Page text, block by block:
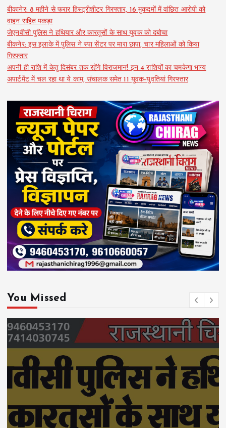
बीकानेर: 8 महीने से फरार हिस्ट्रीशीटर गिरफ्तार, 16 मुकदमों में वांछित आरोपी को
वाहन सहित पकड़ा
जेएनवीसी पुलिस ने हथियार और कारतूसों के साथ युवक को दबोचा
बीकनेर: इस इलाके में पुलिस ने स्पा सेंटर पर मारा छापा, चार महिलाओं को किया
गिरफ्तार
अपनी ही राशि में केतु दिसंबर तक रहेंगे विराजमान! इन 4 राशियों का चमकेगा भाग्य
अपार्टमेंट में चल रहा था ये काम, संचालक समेत 11 युवक-युवतियां गिरफ्तार
You Missed